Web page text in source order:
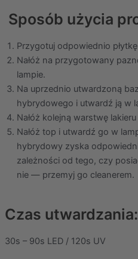
Sposób użycia
Przygotuj odpowiednio
Nałóż na przygotowany
lampie.
Na uprzednio utwardzoną
hybrydowego i utwardź ją w
Nałóż kolejną warstwę
Nałóż top i utwardź go w
hybrydowy zyska
zależności od tego, czy
nie — przemyj go cleanerem.
Czas utwardzania:
30s – 90s LED / 120s UV